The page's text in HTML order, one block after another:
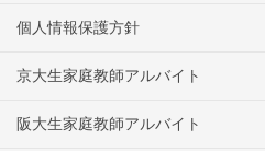
個人情報保護方針
京大生家庭教師アルバイト
阪大生家庭教師アルバイト